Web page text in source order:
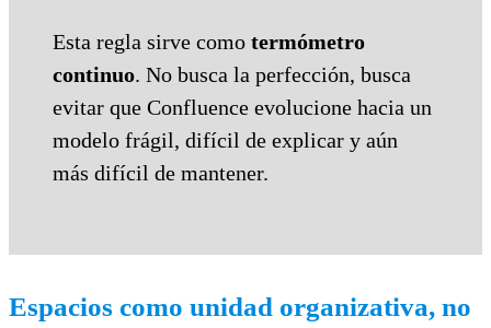
Esta regla sirve como termómetro
continuo. No busca la perfección, busca
evitar que Confluence evolucione hacia un
modelo frágil, difícil de explicar y aún
más difícil de mantener.
Espacios como unidad organizativa, no